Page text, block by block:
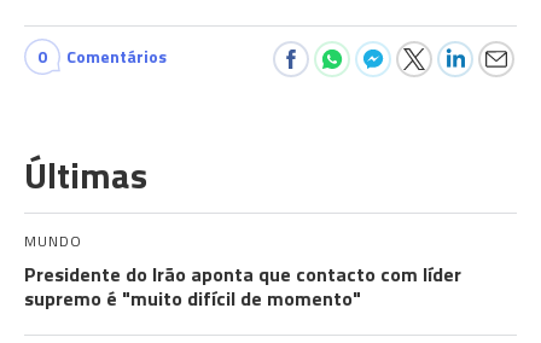
0 Comentários
Últimas
MUNDO
Presidente do Irão aponta que contacto com líder
supremo é "muito difícil de momento"